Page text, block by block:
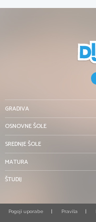
GRADIVA
OSNOVNE ŠOLE
SREDNJE ŠOLE
MATURA
ŠTUDIJ
Pogoji uporabe Pravila